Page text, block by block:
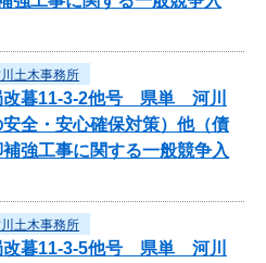
土木事務所
改暮11-3-2他号 県単 河川
全・安心確保対策）他（債
強工事に関する一般競争入
土木事務所
改暮11-3-5他号 県単 河川